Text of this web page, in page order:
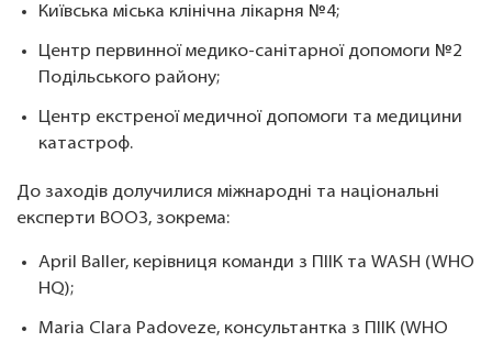
Київська міська клінічна лікарня №4;
Центр первинної медико-санітарної допомоги №2
Подільського району;
Центр екстреної медичної допомоги та медицини
катастроф.
До заходів долучилися міжнародні та національні
експерти ВООЗ, зокрема:
April Baller, керівниця команди з ПІІК та WASH (WHO
HQ);
Maria Clara Padoveze, консультантка з ПІІК (WHO